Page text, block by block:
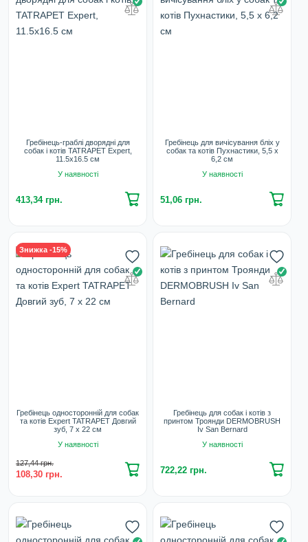
Гребінець-граблі дворядні для
собак і котів TATRAPET Expert,
11.5х16.5 см
У наявності
413,34 грн.
Гребінець для вичісування бліх у
собак та котів Пухнастики, 5,5 х
6,2 см
У наявності
51,06 грн.
Знижка -15%
Гребінець односторонній для собак
та котів Expert TATRAPET Довгий
зуб, 7 х 22 см
У наявності
127,44 грн.
108,30 грн.
Гребінець для собак і котів з
принтом Троянди DERMOBRUSH
Iv San Bernard
У наявності
722,22 грн.